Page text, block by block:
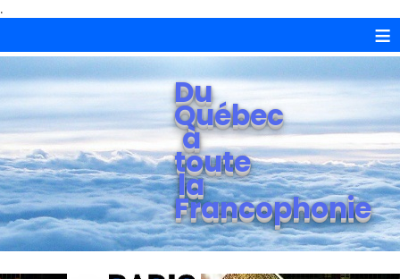
.
≡
Du
Québec
à
toute
la
Francophonie